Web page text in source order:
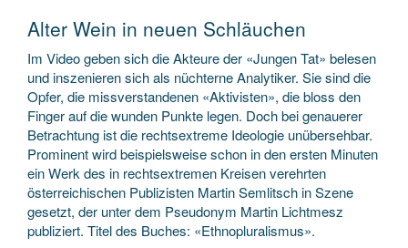
Alter Wein in neuen Schläuchen
Im Video geben sich die Akteure der «Jungen Tat» belesen
und inszenieren sich als nüchterne Analytiker. Sie sind die
Opfer, die missverstandenen «Aktivisten», die bloss den
Finger auf die wunden Punkte legen. Doch bei genauerer
Betrachtung ist die rechtsextreme Ideologie unübersehbar.
Prominent wird beispielsweise schon in den ersten Minuten
ein Werk des in rechtsextremen Kreisen verehrten
österreichischen Publizisten Martin Semlitsch in Szene
gesetzt, der unter dem Pseudonym Martin Lichtmesz
publiziert. Titel des Buches: «Ethnopluralismus».